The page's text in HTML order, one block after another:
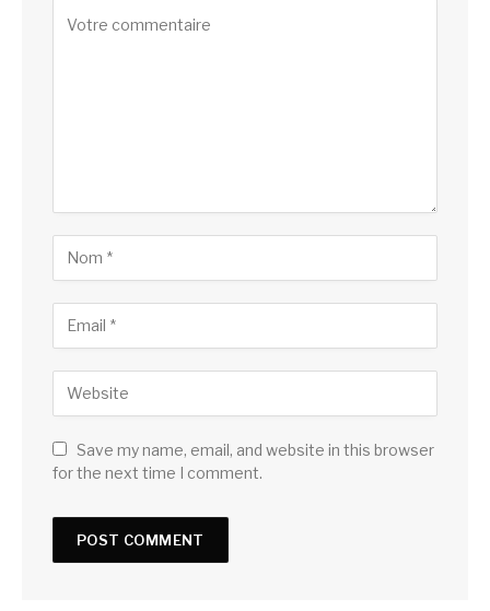
Save my name, email, and website in this browser
for the next time I comment.